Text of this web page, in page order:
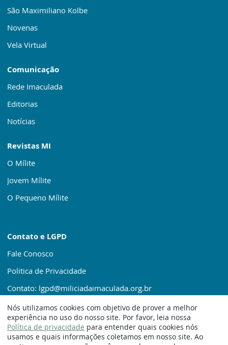
São Maximiliano Kolbe
Novenas
Vela Virtual
Comunicação
Rede Imaculada
Editorias
Notícias
Revistas MI
O Mílite
Jovem Mílite
O Pequeno Mílite
Contato e LGPD
Fale Conosco
Politica de Privacidade
Contato: lgpd@miliciadaimaculada.org.br
Nós utilizamos cookies com objetivo de prover a melhor
experiência no uso do nosso site. Por favor, leia nossa
Política de privacidade para entender quais cookies nós
usamos e quais informações coletamos em nosso site. Ao